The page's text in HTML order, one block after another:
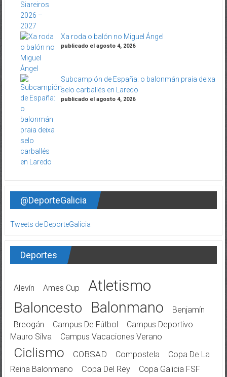
Xa roda o balón no Miguel Ángel
publicado el agosto 4, 2026
Subcampión de España: o balonmán praia deixa
selo carballés en Laredo
publicado el agosto 4, 2026
@DeporteGalicia
Tweets de DeporteGalicia
Deportes
Alevín Ames Cup Atletismo
Baloncesto Balonmano
Benjamín
Breogán
Campus De Fútbol
Campus Deportivo
Mauro Silva
Campus Vacaciones Verano
Ciclismo COBSAD Compostela
Copa De La
Reina Balonmano
Copa Del Rey
Copa Galicia FSF